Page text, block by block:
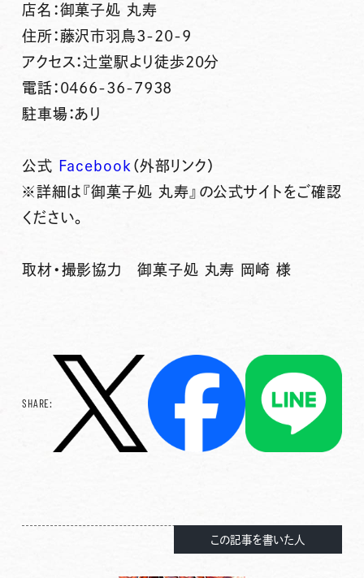
店名：御菓子処 丸寿
住所：藤沢市羽鳥3-20-9
アクセス：辻堂駅より徒歩20分
電話：0466-36-7938
駐車場：あり
公式 Facebook （外部リンク）
※詳細は『御菓子処 丸寿』の公式サイトをご確認
ください。
取材・撮影協力 御菓子処 丸寿 岡崎 様
SHARE:
この記事を書いた人